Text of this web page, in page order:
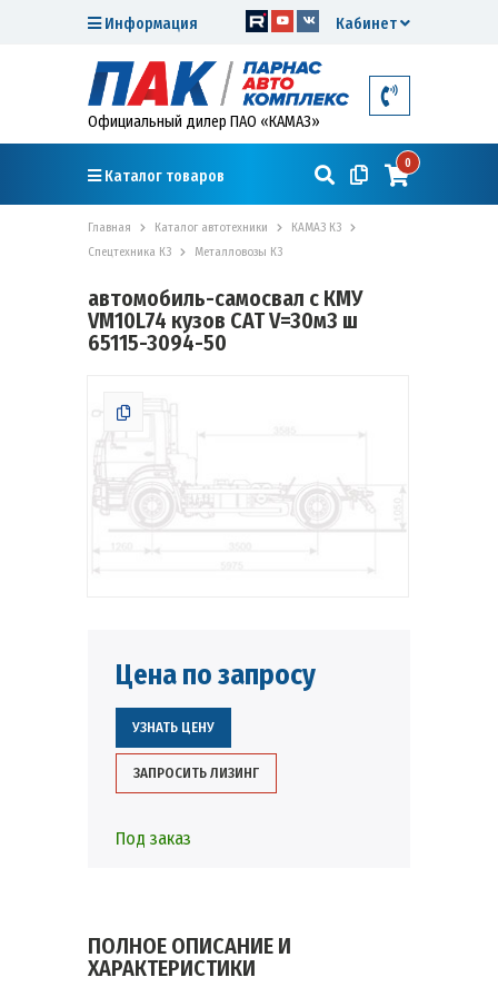
Кабинет
Информация
Официальный дилер ПАО «КАМАЗ»
Каталог товаров
0
Главная Каталог автотехники
КАМАЗ К3
Спецтехника К3
Металловозы К3
автомобиль-самосвал с КМУ
VM10L74 кузов САТ V=30м3 ш
65115-3094-50
Цена по запросу
УЗНАТЬ ЦЕНУ
ЗАПРОСИТЬ ЛИЗИНГ
Под заказ
ПОЛНОЕ ОПИСАНИЕ И
ХАРАКТЕРИСТИКИ